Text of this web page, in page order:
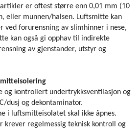
er oftest større enn 0,01 mm (10
eller munnen/halsen. Luftsmitte kan
ved forurensning av slimhinner i nese,
kan også gi opphav til indirekte
av gjenstander, utstyr og
og kontrollert undertrykksventilasjon og
dusj og dekontaminator.
i luftsmitteisolatet skal ikke åpnes.
krever regelmessig teknisk kontroll og